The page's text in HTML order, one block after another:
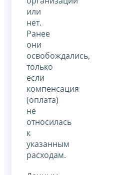
или
нет.
Ранее
они
освобождались,
только
если
компенсация
(оплата)
не
относилась
к
указанным
расходам.